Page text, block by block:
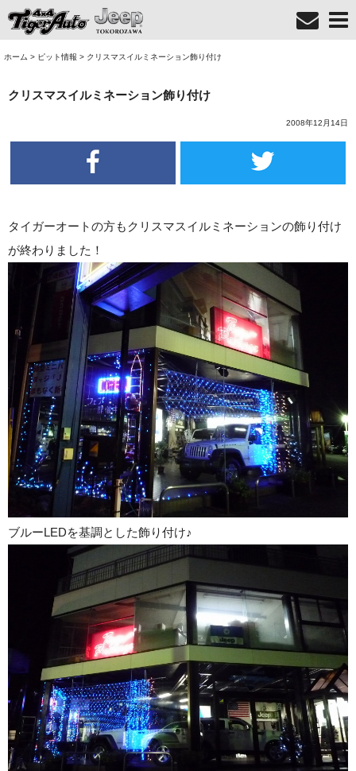
ホーム > ピット情報 > クリスマスイルミネーション飾り付け
クリスマスイルミネーション飾り付け
2008年12月14日
タイガーオートの方もクリスマスイルミネーションの飾り付け
が終わりました！
ブルーLEDを基調とした飾り付け♪